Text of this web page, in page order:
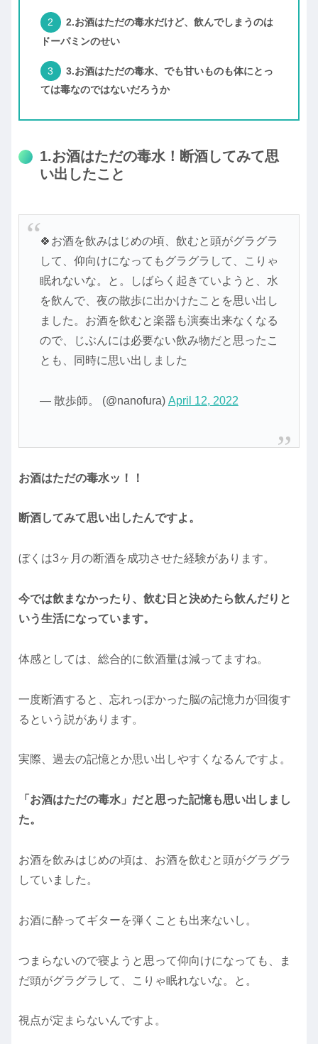
2.お酒はただの毒水だけど、飲んでしまうのは
ドーパミンのせい
3.お酒はただの毒水、でも甘いものも体にとっ
ては毒なのではないだろうか
1.お酒はただの毒水！断酒してみて思
い出したこと
🍀お酒を飲みはじめの頃、飲むと頭がグラグラ
して、仰向けになってもグラグラして、こりゃ
眠れないな。と。しばらく起きていようと、水
を飲んで、夜の散歩に出かけたことを思い出し
ました。お酒を飲むと楽器も演奏出来なくなる
ので、じぶんには必要ない飲み物だと思ったこ
とも、同時に思い出しました
— 散歩師。 (@nanofura) April 12, 2022
お酒はただの毒水ッ！ ！
断酒してみて思い出したんですよ。
ぼくは3ヶ月の断酒を成功させた経験があります。
今では飲まなかったり、飲む日と決めたら飲んだりと
いう生活になっています。
体感としては、総合的に飲酒量は減ってますね。
一度断酒すると、忘れっぽかった脳の記憶力が回復す
るという説があります。
実際、過去の記憶とか思い出しやすくなるんですよ。
「お酒はただの毒水」だと思った記憶も思い出しまし
た。
お酒を飲みはじめの頃は、お酒を飲むと頭がグラグラ
していました。
お酒に酔ってギターを弾くことも出来ないし。
つまらないので寝ようと思って仰向けになっても、ま
だ頭がグラグラして、こりゃ眠れないな。と。
視点が定まらないんですよ。